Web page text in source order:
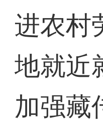
进农村
地就近
加强藏